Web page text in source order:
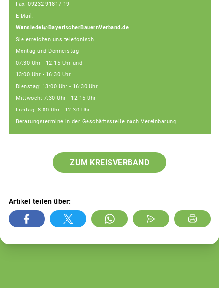
Fax: 09232 91817-19
E-Mail:
Wunsiedel@BayerischerBauernVerband.de
Sie erreichen uns telefonisch
Montag und Donnerstag
07:30 Uhr - 12:15 Uhr und
13:00 Uhr - 16:30 Uhr
Dienstag: 13:00 Uhr - 16:30 Uhr
Mittwoch: 7:30 Uhr - 12:15 Uhr
Freitag: 8:00 Uhr - 12:30 Uhr
Beratungstermine in der Geschäftsstelle nach Vereinbarung
ZUM KREISVERBAND
Artikel teilen über: